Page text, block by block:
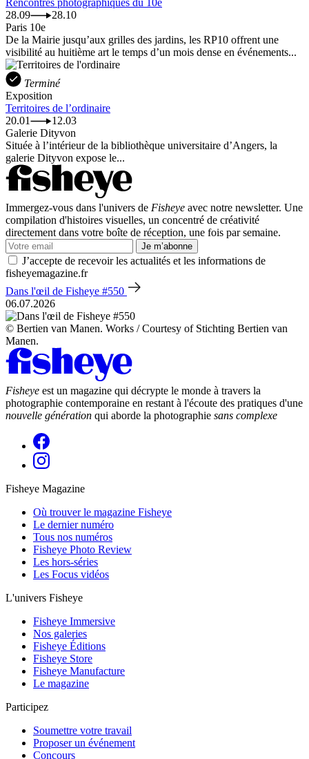
28.09
28.10
Paris 10e
De la Mairie jusqu’aux grilles des jardins, les RP10 offrent une
visibilité au huitième art le temps d’un mois dense en événements...
Terminé
Exposition
Territoires de l’ordinaire
20.01
12.03
Galerie Dityvon
Située à l’intérieur de la bibliothèque universitaire d’Angers, la
galerie Dityvon expose le...
Immergez-vous dans l'univers de Fisheye avec notre newsletter. Une
compilation d'histoires visuelles, un concentré de créativité
directement dans votre boîte de réception, une fois par semaine.
Je m’abonne
J’accepte de recevoir les actualités et les informations de
fisheyemagazine.fr
Dans l'œil de Fisheye #550
06.07.2026
© Bertien van Manen. Works / Courtesy of Stichting Bertien van
Manen.
Fisheye est un magazine qui décrypte le monde à travers la
photographie contemporaine en restant à l'écoute des pratiques d'une
nouvelle génération qui aborde la photographie sans complexe
Fisheye Magazine
Où trouver le magazine Fisheye
Le dernier numéro
Tous nos numéros
Fisheye Photo Review
Les hors-séries
Les Focus vidéos
L'univers Fisheye
Fisheye Immersive
Nos galeries
Fisheye Éditions
Fisheye Store
Fisheye Manufacture
Le magazine
Participez
Soumettre votre travail
Proposer un événement
Concours